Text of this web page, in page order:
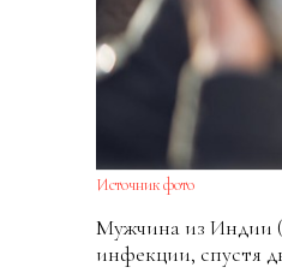
Источник фото
Мужчина из Индии
инфекции, спустя